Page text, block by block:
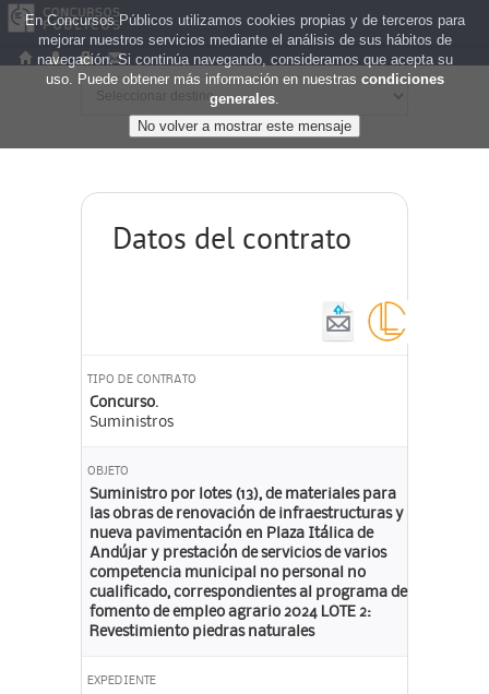
Datos del contrato
TIPO DE CONTRATO
Concurso.
Suministros
OBJETO
Suministro por lotes (13), de materiales para
las obras de renovación de infraestructuras y
nueva pavimentación en Plaza Itálica de
Andújar y prestación de servicios de varios
competencia municipal no personal no
cualificado, correspondientes al programa de
fomento de empleo agrario 2024 LOTE 2:
Revestimiento piedras naturales
EXPEDIENTE
En Concursos Públicos utilizamos cookies propias y de terceros para
mejorar nuestros servicios mediante el análisis de sus hábitos de
navegación. Si continúa navegando, consideramos que acepta su
uso. Puede obtener más información en nuestras condiciones
generales.